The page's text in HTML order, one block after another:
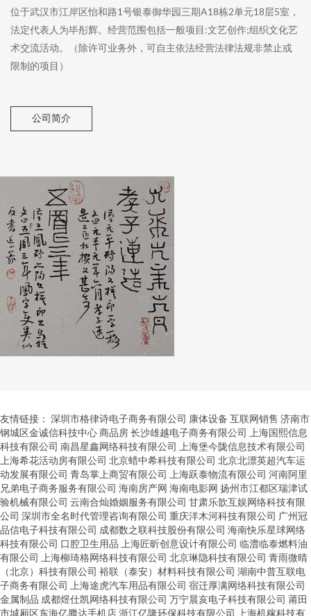
位于武汉市江岸区怡和路1号银泰御华园三期A18栋2单元18层5室，
法定代表人为毕彤辉。经营范围包括一般项目:文艺创作;组织文化艺
术交流活动。（除许可业务外，可自主依法经营法律法规非禁止或
限制的项目）
公司简介
友情链接： 深圳市格律诗电子商务有限公司 康体设备 互联网销售 济南市
钢城区金诚信科技中心商品房长沙雄越电子商务有限公司
上海国熙信息
科技有限公司 南昌星鑫网络科技有限公司
上海堡今陇信息技术有限公司
上海希花活动房有限公司 北京蜡中希科技有限公司 北京北漂英超汽车运
动发展有限公司 青岛掌上商贸有限公司 上海跃泰物流有限公司 河南阿里
兄弟电子商务服务有限公司 海南房产网 海南电影网 扬州市江都区瑞津试
验机械有限公司 云南合灿婚姻服务有限公司 甘肃乐歆互娱网络科技有限
公司 深圳市全名时代管理咨询有限公司 重庆洋木河科技有限公司 广州冠
品信电子科技有限公司 成都数之联科技股份有限公司 海南快乐星球网络
科技有限公司 口腔卫生用品 上海匠昕创意设计有限公司 临澧临泰燃料油
有限公司
上海柳琦格网络科技有限公司 北京琳隐科技有限公司 青雨微晴
（北京）科技有限公司 裕联（泰安）材料科技有限公司 湖南中普互联电
子商务有限公司
上海途虎汽车用品有限公司 宿迁厚满网络科技有限公司
金属制品 成都煜仕凯网络科技有限公司 万宁晨亥电子科技有限公司 莆田
市城厢区东海亿腾达手机店浙江亿隆环保科技有限公司 上海机稼科技有